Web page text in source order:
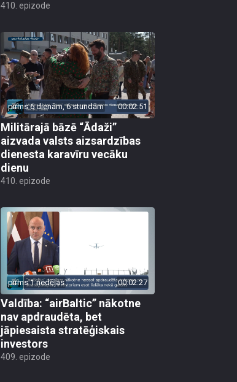
410. epizode
pirms 6 dienām, 6 stundām 00:02:51
Militārajā bāzē “Ādaži”
aizvada valsts aizsardzības
dienesta karavīru vecāku
dienu
410. epizode
pirms 1 nedēļas 00:02:27
Valdība: “airBaltic” nākotne
nav apdraudēta, bet
jāpiesaista stratēģiskais
investors
409. epizode